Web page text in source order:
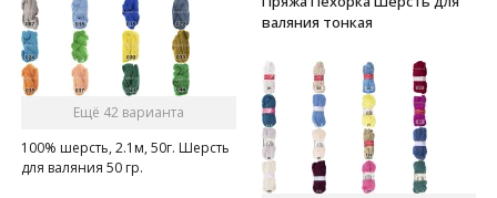
Ещё 42 варианта
100% шерсть, 2.1м, 50г. Шерсть
для валяния 50 гр.
валяния тонкая